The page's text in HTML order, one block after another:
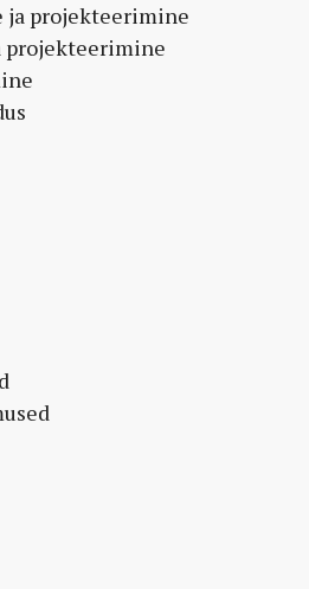
ja projekteerimine
projekteerimine